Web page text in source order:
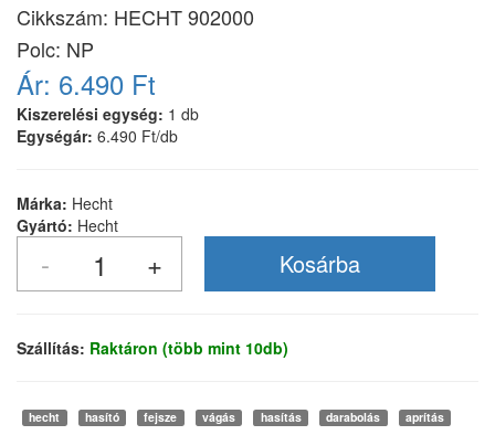
Cikkszám: HECHT 902000
Polc: NP
Ár: 6.490 Ft
Kiszerelési egység: 1 db
Egységár: 6.490 Ft/db
Márka: Hecht
Gyártó: Hecht
Szállítás: Raktáron (több mint 10db)
hecht hasító fejsze vágás hasítás darabolás
aprítás